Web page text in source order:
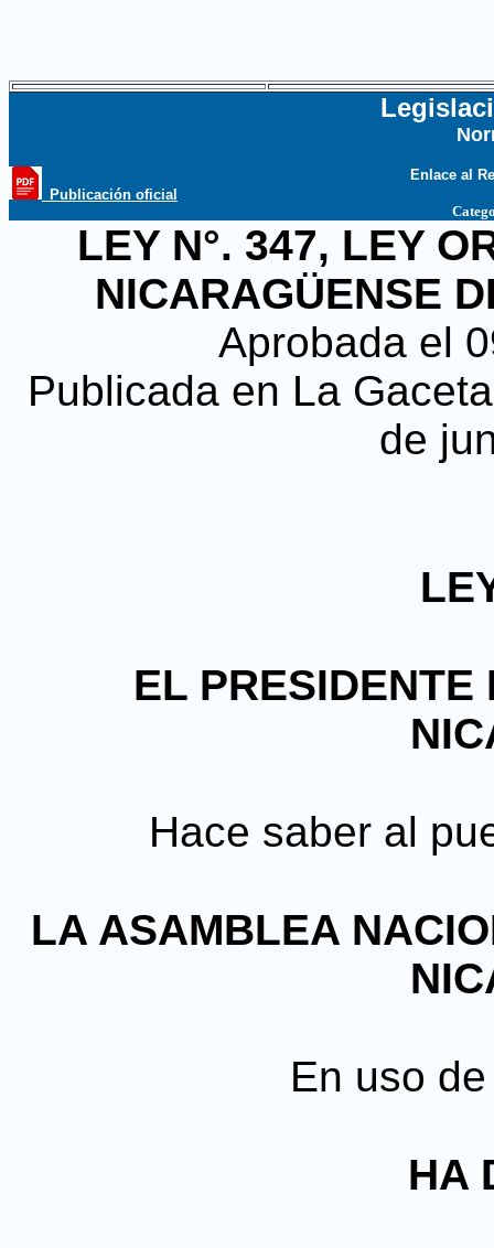
_Publicación oficial
Enlace al
LEY N°. 347, LEY
NICARAGÜENSE
Aprobada el
Publicada en La
de
EL
Hace saber al
LA ASAMBLEA
En uso
HA